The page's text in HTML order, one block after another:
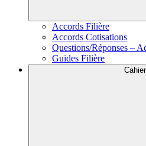
Accords Filière
Accords Cotisations
Questions/Réponses –
Guides Filière